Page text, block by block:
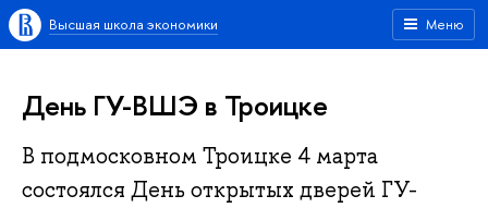
Меню
Высшая школа экономики
День ГУ-ВШЭ в Троицке
В подмосковном Троицке 4 марта
состоялся День открытых дверей ГУ-